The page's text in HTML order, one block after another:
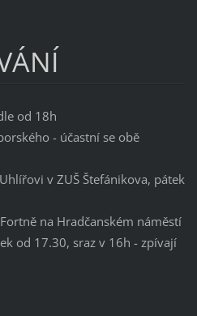
od 18h
- účastní se obě
v ZUŠ Štefánikova, pátek
na Hradčanském náměstí
od 17.30, sraz v 16h - zpívají